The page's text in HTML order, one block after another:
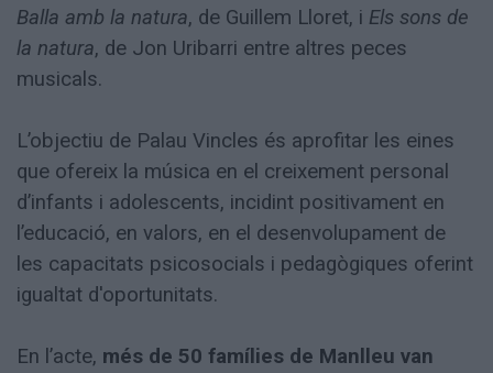
Balla amb la natura, de Guillem Lloret, i Els sons de
la natura, de Jon Uribarri entre altres peces
musicals.
L’objectiu de Palau Vincles és aprofitar les eines
que ofereix la música en el creixement personal
d’infants i adolescents, incidint positivament en
l’educació, en valors, en el desenvolupament de
les capacitats psicosocials i pedagògiques oferint
igualtat d'oportunitats.
En l’acte, més de 50 famílies de Manlleu van